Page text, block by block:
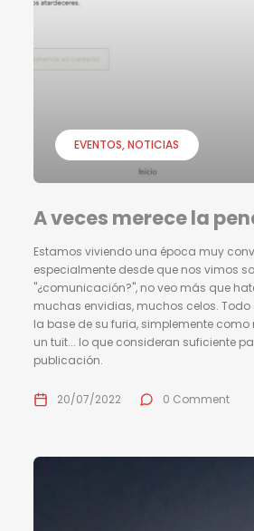
EVENTOS NOTICIAS
A veces merece la
Estamos viviendo una época muy
especialmente desde que nos vimos
"¿comunicación?", no veo más que
muchas envidias, muchos celos.
la base de su furia, simplemente
un tuit... lo que consideran suficiente
publicación.
20/07/2022 0 Comment